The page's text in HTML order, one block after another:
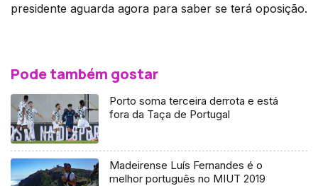
presidente aguarda agora para saber se terá oposição.
Pode também gostar
Porto soma terceira derrota e está
fora da Taça de Portugal
Madeirense Luís Fernandes é o
melhor português no MIUT 2019